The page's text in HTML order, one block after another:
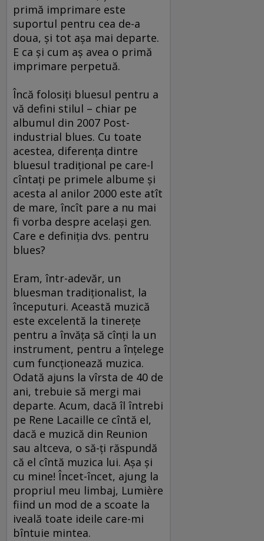
primă imprimare este
suportul pentru cea de-a
doua, şi tot aşa mai departe.
E ca şi cum aş avea o primă
imprimare perpetuă.
Încă folosiţi bluesul pentru a
vă defini stilul – chiar pe
albumul din 2007 Post-
industrial blues. Cu toate
acestea, diferenţa dintre
bluesul tradiţional pe care-l
cîntaţi pe primele albume şi
acesta al anilor 2000 este atît
de mare, încît pare a nu mai
fi vorba despre acelaşi gen.
Care e definiţia dvs. pentru
blues?
Eram, într-adevăr, un
bluesman tradiţionalist, la
începuturi. Această muzică
este excelentă la tinereţe
pentru a învăţa să cînţi la un
instrument, pentru a înţelege
cum funcţionează muzica.
Odată ajuns la vîrsta de 40 de
ani, trebuie să mergi mai
departe. Acum, dacă îl întrebi
pe Rene Lacaille ce cîntă el,
dacă e muzică din Reunion
sau altceva, o să-ţi răspundă
că el cîntă muzica lui. Aşa şi
cu mine! Încet-încet, ajung la
propriul meu limbaj, Lumière
fiind un mod de a scoate la
iveală toate ideile care-mi
bîntuie mintea.